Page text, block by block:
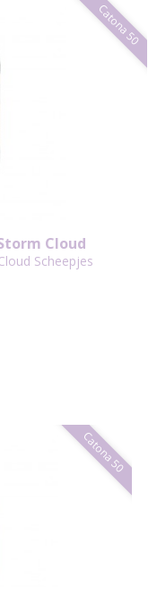
Catona 50
Cloud
Scheepjes
Catona 50